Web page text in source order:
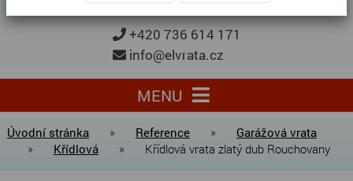
+420 736 614 171
info@elvrata.cz
MENU
Úvodní stránka » Reference »
Garážová vrata
»
Křídlová » Křídlová vrata zlatý dub Rouchovany